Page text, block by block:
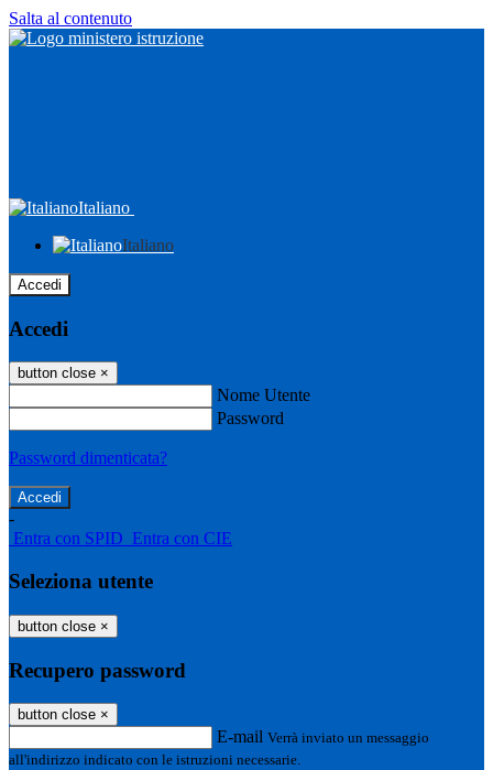
Salta al contenuto
Italiano
Italiano
Accedi
Accedi
button close ×
Nome Utente
Password
Password dimenticata?
-
Entra con SPID Entra con CIE
Seleziona utente
button close ×
Recupero password
button close ×
E-mail Verrà inviato un messaggio
all'indirizzo indicato con le istruzioni necessarie.